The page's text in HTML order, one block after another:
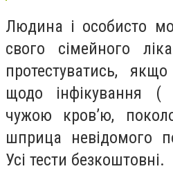
Людина і особисто
свого сімейного
протестуватись,
щодо інфікування (
чужою кров’ю,
шприца невідомого
Усі тести безкоштовні.